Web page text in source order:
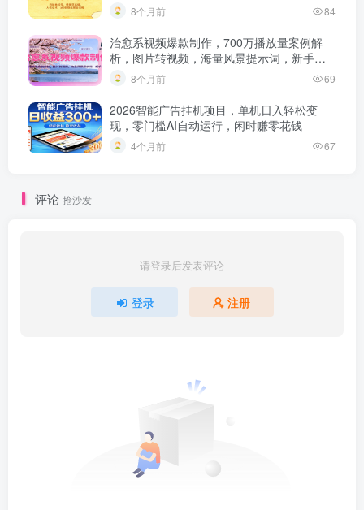
8个月前 84
治愈系视频爆款制作，700万播放量案例解
析，图片转视频，海量风景提示词，新手直
接用8个月前 69
2026智能广告挂机项目，单机日入轻松变
现，零门槛AI自动运行，闲时赚零花钱
4个月前 67
评论 抢沙发
请登录后发表评论
登录 注册